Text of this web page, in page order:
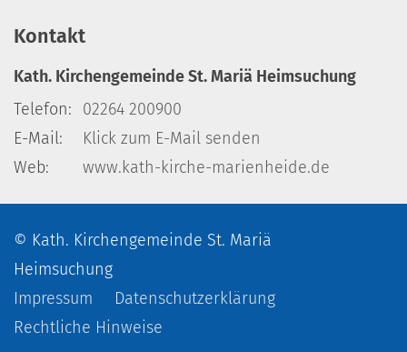
Kontakt
Kath. Kirchengemeinde St. Mariä Heimsuchung
Telefon:
02264 200900
E-Mail:
Klick zum E-Mail senden
Web:
www.kath-kirche-marienheide.de
© Kath. Kirchengemeinde St. Mariä
Heimsuchung
Impressum
Datenschutzerklärung
Rechtliche Hinweise